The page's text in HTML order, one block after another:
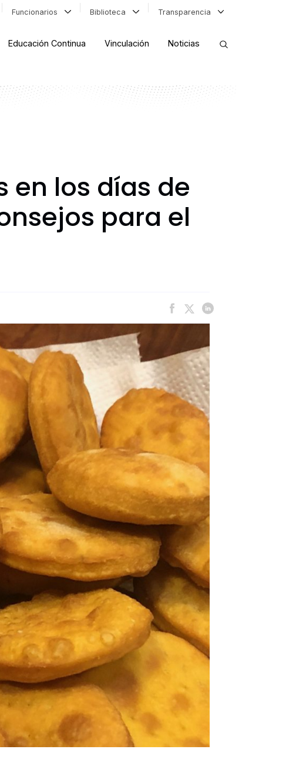
Funcionarios Biblioteca Transparencia
Educación Continua Vinculación Noticias
en los días de
para el